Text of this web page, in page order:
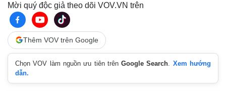
Mời quý độc giả theo dõi VOV.VN trên
Thêm VOV trên Google
Chọn VOV làm nguồn ưu tiên trênGoogle Search
Xem hướng
dẫn.